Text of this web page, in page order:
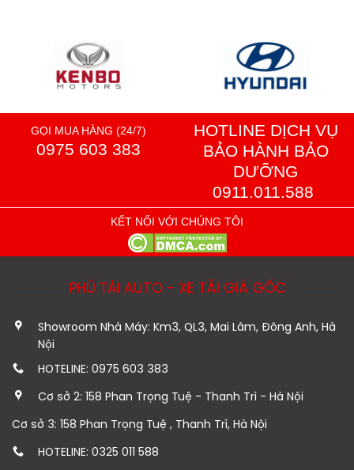
GỌI MUA HÀNG (24/7)
0975 603 383
HOTLINE DỊCH VỤ
BẢO HÀNH BẢO
DƯỠNG
0911.011.588
KẾT NỐI VỚI CHÚNG TÔI
PHÚ TÀI AUTO - XE TẢI GIÁ GỐC
Showroom Nhà Máy: Km3, QL3, Mai Lâm, Đông Anh, Hà
Nội
HOTELINE: 0975 603 383
Cơ sở 2: 158 Phan Trọng Tuệ - Thanh Trì - Hà Nội
Cơ sở 3: 158 Phan Trọng Tuệ , Thanh Trì, Hà Nội
HOTELINE: 0325 011 588